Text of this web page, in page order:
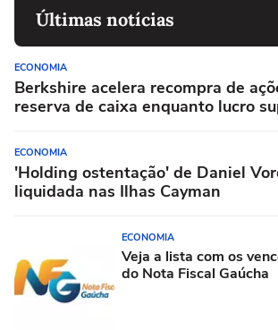
Últimas notícias
ECONOMIA
Berkshire acelera recompra de
reserva de caixa enquanto lucro
ECONOMIA
'Holding ostentação' de Daniel
liquidada nas Ilhas Cayman
ECONOMIA
Veja a lista com os
do Nota Fiscal Gaúcha